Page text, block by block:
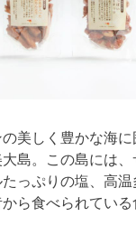
美しく豊かな海
島。この島には
っぷりの塩、高
ら食べられている